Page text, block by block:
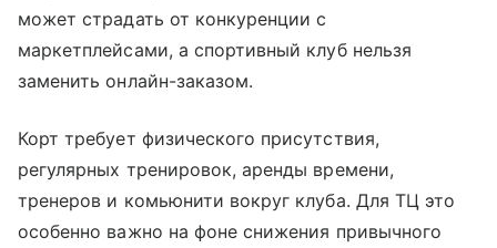
может страдать от конкуренции с
маркетплейсами, а спортивный клуб нельзя
заменить онлайн-заказом.
Корт требует физического присутствия,
регулярных тренировок, аренды времени,
тренеров и комьюнити вокруг клуба. Для ТЦ это
особенно важно на фоне снижения привычного